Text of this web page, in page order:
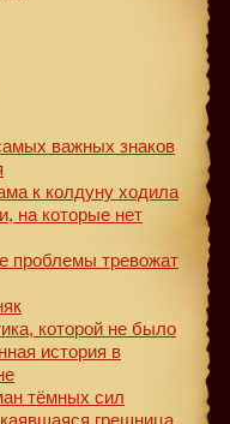
важных знаков
к колдуну ходила
на которые нет
проблемы тревожат
которой не было
история в
тёмных сил
грешница